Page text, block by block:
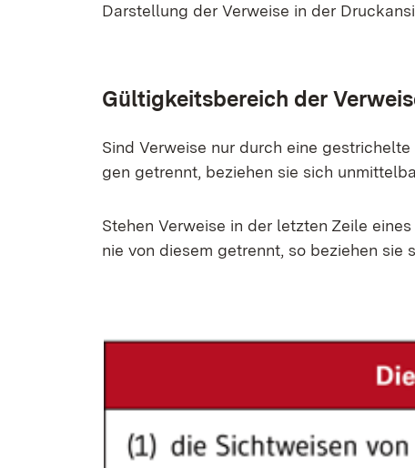
Dar­stel­lung der Ver­wei­se in der
Gül­tig­keits­be­reich der
Sind Ver­wei­se nur durch ei­ne
gen ge­trennt, be­zie­hen sie sich
Ste­hen Ver­wei­se in der letz­ten Zei­le
nie von die­sem ge­trennt, so be­zie­hen